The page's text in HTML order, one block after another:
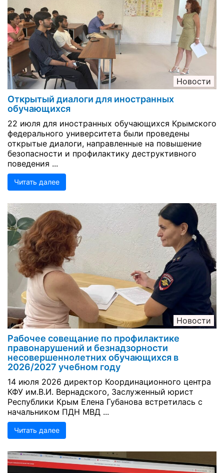
Новости
Открытый диалоги для иностранных
обучающихся
22 июля для иностранных обучающихся Крымского
федерального университета были проведены
открытые диалоги, направленные на повышение
безопасности и профилактику деструктивного
поведения ...
Читать далее
Новости
Рабочее совещание по профилактике
правонарушений и безнадзорности
несовершеннолетних обучающихся в
2026/2027 учебном году
14 июля 2026 директор Координационного центра
КФУ им.В.И. Вернадского, Заслуженный юрист
Республики Крым Елена Губанова встретилась с
начальником ПДН МВД ...
Читать далее